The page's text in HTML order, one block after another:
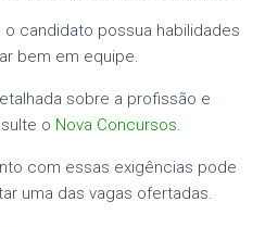
candidato possua habilidades
bem em equipe.
sobre a profissão e
o Nova Concursos.
com essas exigências pode
uma das vagas ofertadas.